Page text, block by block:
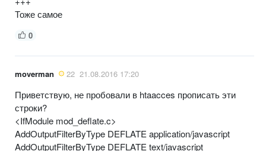
Тоже самое
0
moverman 22 21.08.2016 17:20
Приветствую, не пробовали в htaacces прописать эти
строки?
<IfModule mod_deflate.c>
AddOutputFilterByType DEFLATE application/javascript
AddOutputFilterByType DEFLATE text/javascript